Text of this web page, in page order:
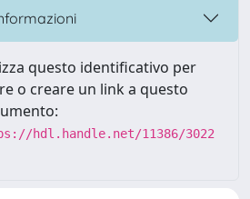
questo identificativo per
o creare un link a questo
hdl.handle.net/11386/3022